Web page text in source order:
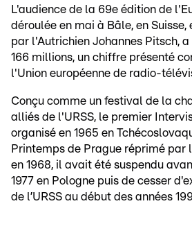
L'audience de la 69e édition de
déroulée en mai à Bâle, en
par l'Autrichien Johannes Pitsch,
166 millions, un chiffre présenté
l'Union européenne de radio-
Conçu comme un festival de la
alliés de l'URSS, le premier
organisé en 1965 en
Printemps de Prague réprimé par
en 1968, il avait été suspendu
1977 en Pologne puis de cesser
de l’URSS au début des années